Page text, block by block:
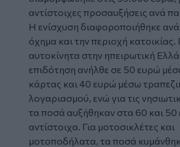
αντίστοιχες προσαυξήσεις ανά
Η ενίσχυση διαφοροποιήθηκε
όχημα και την περιοχή κατοικίας.
αυτοκίνητα στην ηπειρωτική
επιδότηση ανήλθε σε 50 ευρώ
κάρτας και 40 ευρώ μέσω
λογαριασμού, ενώ για τις
τα ποσά αυξήθηκαν στα 60 και 50
αντίστοιχα. Για μοτοσικλέτες και
μοτοποδήλατα, τα ποσά